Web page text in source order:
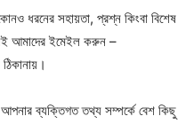
ধরনের সহায়তা, প্রশ্ন কিংবা বিশেষ
আমাদের ইমেইল করুন –
আপনার ব্যক্তিগত তথ্য সম্পর্কে বেশ কিছু